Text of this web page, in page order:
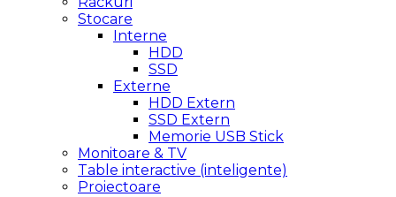
Stocare
Interne
HDD
SSD
Externe
HDD Extern
SSD Extern
Memorie USB Stick
Monitoare & TV
Table interactive (inteligente)
Proiectoare